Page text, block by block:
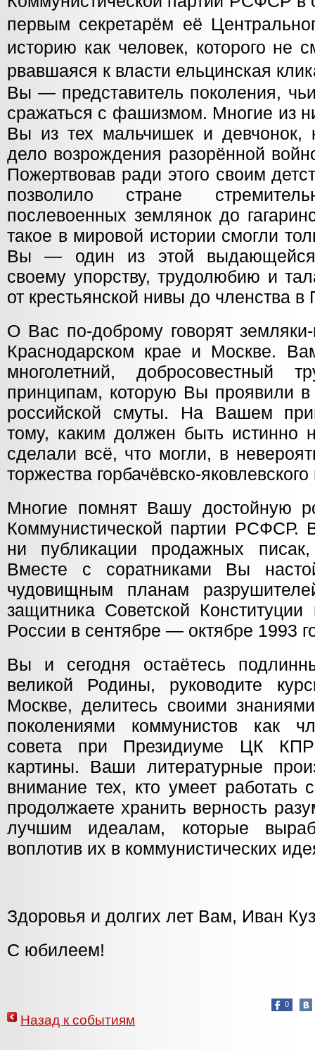
первым секретарём её
историю как человек, которого не
рвавшаяся к власти ельцинская
Вы — представитель поколения,
сражаться с фашизмом. Многие из
Вы из тех мальчишек и девчонок,
дело возрождения разорённой
Пожертвовав ради этого своим
позволило стране
послевоенных землянок до
такое в мировой истории смогли
Вы — один из этой выдающейся
своему упорству, трудолюбию и
от крестьянской нивы до членства
О Вас по-доброму говорят
Краснодарском крае и Москве.
многолетний, добросовестный
принципам, которую Вы проявили
российской смуты. На Вашем
тому, каким должен быть истинно
сделали всё, что могли, в
торжества горбачёвско-
Многие помнят Вашу достойную
Коммунистической партии РСФСР.
ни публикации продажных
Вместе с соратниками Вы
чудовищным планам
защитника Советской
России в сентябре — октябре 1993
Вы и сегодня остаётесь
великой Родины, руководите
Москве, делитесь своими
поколениями коммунистов как
совета при Президиуме ЦК
картины. Ваши литературные
внимание тех, кто умеет
продолжаете хранить верность
лучшим идеалам, которые
воплотив их в коммунистических
Здоровья и долгих лет Вам, Иван
С юбилеем!
0
Назад к событиям